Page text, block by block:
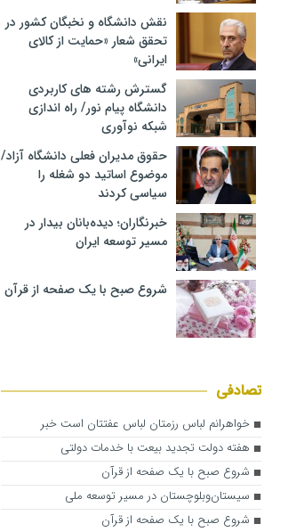
نقش دانشگاه و نخبگان کشور در
تحقق شعار «حمایت از کالای
ایرانی»
گسترش رشته های کاربردی
دانشگاه پیام نور/ راه اندازی
شبکه نوآوری
حقوق مدیران فعلی دانشگاه آزاد/
موضوع اساتید دو شغله را
سیاسی کردند
خبرنگاران؛ دیده‌بانان بیدار در
مسیر توسعه ایران
شروع صبح با یک صفحه از قرآن
تصادفی
خواهرانم لباس رزمتان لباس عفتتان است ‌خبر
هفته دولت تجدید بیعت با خدمات دولتی
شروع صبح با یک صفحه از قرآن
سیستان‌وبلوچستان در مسیر توسعه ملی
شروع صبح با یک صفحه از قرآن